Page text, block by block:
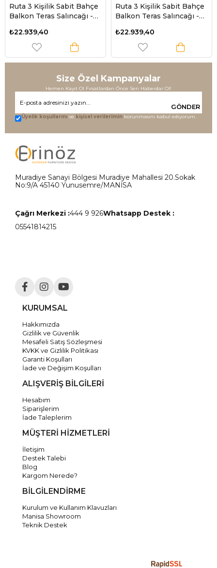
Ruta 3 Kişilik Sabit Bahçe
Balkon Teras Salıncağı -
Gri
₺22.939,40
Ruta 3 Kişilik Sabit Bahçe
Balkon Teras Salıncağı -
₺22.939,40
Size Özel Kampanyalar
Hemen Kayıt Ol Fırsatlardan Önce Sen Haberdar Ol!
GÖNDER
Üyelik koşullarını ve kişisel verilerimin korunmasını kabul ediyorum.
Muradiye Sanayi Bölgesi Muradiye Mahallesi 20.Sokak
No:9/A 45140 Yunusemre/MANİSA
Çağrı Merkezi :444 9 926Whatsapp Destek :
05541814215
KURUMSAL
Hakkımızda
Gizlilik ve Güvenlik
Mesafeli Satış Sözleşmesi
KVKK ve Gizlilik Politikası
Garanti Koşulları
İade ve Değişim Koşulları
ALIŞVERİŞ BİLGİLERİ
Hesabım
Siparişlerim
İade Taleplerim
MÜŞTERİ HİZMETLERİ
İletişim
Destek Talebi
Blog
Kargom Nerede?
BİLGİLENDİRME
Kurulum ve Kullanım Klavuzları
Manisa Showroom
Teknik Destek